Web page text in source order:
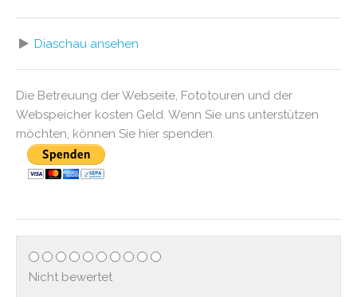
Diaschau ansehen
Die Betreuung der Webseite, Fototouren und der
Webspeicher kosten Geld. Wenn Sie uns unterstützen
möchten, können Sie hier spenden.
Nicht bewertet